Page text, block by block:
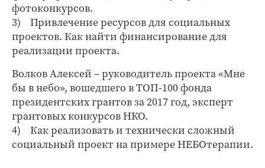
фотоконкурсов.
3) Привлечение ресурсов для социальных
проектов. Как найти финансирование для
реализации проекта.
Волков Алексей – руководитель проекта «Мне
бы в небо», вошедшего в ТОП-100 фонда
президентских грантов за 2017 год, эксперт
грантовых конкурсов НКО.
4) Как реализовать и технически сложный
социальный проект на примере НЕБОтерапии.